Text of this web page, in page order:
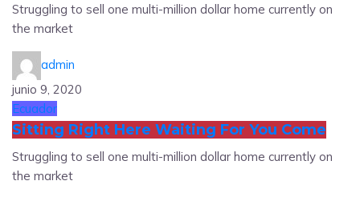
Struggling to sell one multi-million dollar home currently on
the market
admin
junio 9, 2020
Ecuador
Sitting Right Here Waiting For You Come
Struggling to sell one multi-million dollar home currently on
the market